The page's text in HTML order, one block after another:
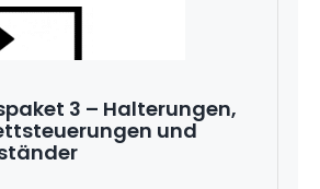
3 – Halterungen,
und